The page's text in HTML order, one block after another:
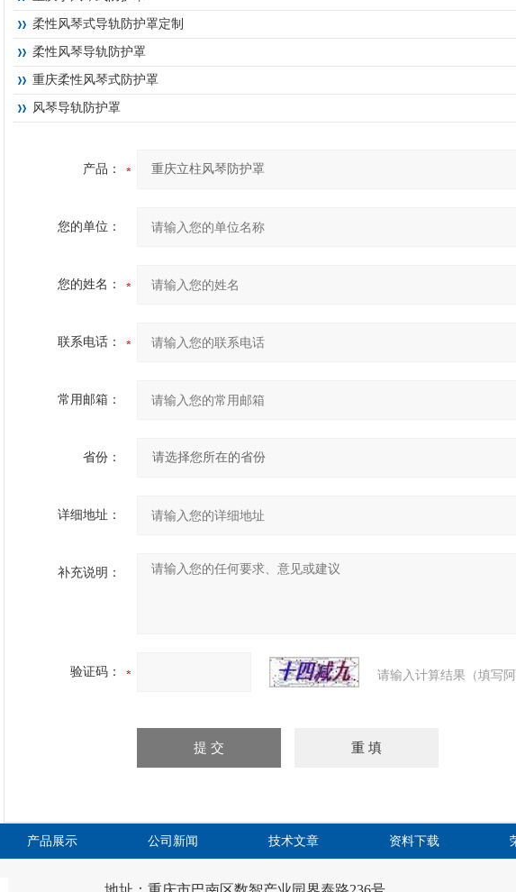
柔性风琴式导轨防护罩定制
柔性风琴导轨防护罩
重庆柔性风琴式防护罩
风琴导轨防护罩
产品：
您的单位：
您的姓名：
联系电话：
常用邮箱：
省份：
详细地址：
补充说明：
验证码： 请输入计算结果（填写
产品展示 公司新闻 技术文章 资料下载